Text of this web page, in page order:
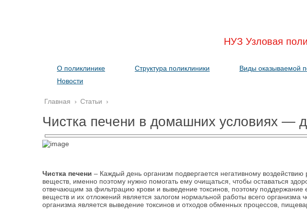
НУЗ Узловая
О поликлинике Структура поликлиники Виды оказываемой
Новости
Главная › Статьи ›
Чистка печени в домашних условиях —
Чистка печени – Каждый день организм подвергается негативному
веществ, именно поэтому нужно помогать ему очищаться, чтобы оставаться
отвечающим за фильтрацию крови и выведение токсинов, поэтому поддержание
веществ и их отложений является залогом нормальной работы всего организма
организма является выведение токсинов и отходов обменных процессов,